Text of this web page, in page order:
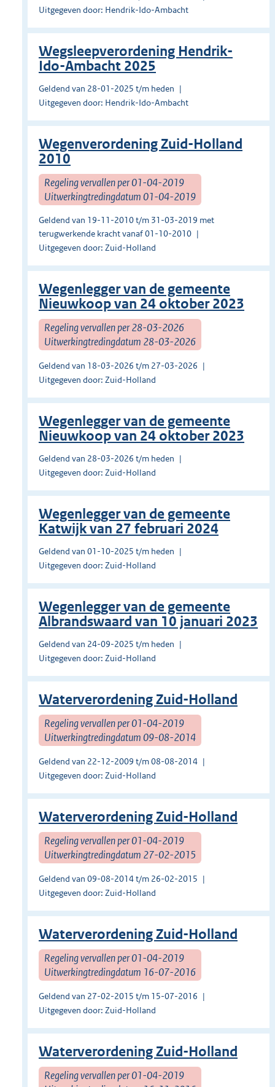
Uitgegeven door: Hendrik-Ido-Ambacht
Wegsleepverordening Hendrik-
Ido-Ambacht 2025
Geldend van 28-01-2025 t/m heden
Uitgegeven door: Hendrik-Ido-Ambacht
Wegenverordening Zuid-Holland
2010
Regeling vervallen per 01-04-2019
Uitwerkingtredingdatum 01-04-2019
Geldend van 19-11-2010 t/m 31-03-2019 met
terugwerkende kracht vanaf 01-10-2010
Uitgegeven door: Zuid-Holland
Wegenlegger van de gemeente
Nieuwkoop van 24 oktober 2023
Regeling vervallen per 28-03-2026
Uitwerkingtredingdatum 28-03-2026
Geldend van 18-03-2026 t/m 27-03-2026
Uitgegeven door: Zuid-Holland
Wegenlegger van de gemeente
Nieuwkoop van 24 oktober 2023
Geldend van 28-03-2026 t/m heden
Uitgegeven door: Zuid-Holland
Wegenlegger van de gemeente
Katwijk van 27 februari 2024
Geldend van 01-10-2025 t/m heden
Uitgegeven door: Zuid-Holland
Wegenlegger van de gemeente
Albrandswaard van 10 januari 2023
Geldend van 24-09-2025 t/m heden
Uitgegeven door: Zuid-Holland
Waterverordening Zuid-Holland
Regeling vervallen per 01-04-2019
Uitwerkingtredingdatum 09-08-2014
Geldend van 22-12-2009 t/m 08-08-2014
Uitgegeven door: Zuid-Holland
Waterverordening Zuid-Holland
Regeling vervallen per 01-04-2019
Uitwerkingtredingdatum 27-02-2015
Geldend van 09-08-2014 t/m 26-02-2015
Uitgegeven door: Zuid-Holland
Waterverordening Zuid-Holland
Regeling vervallen per 01-04-2019
Uitwerkingtredingdatum 16-07-2016
Geldend van 27-02-2015 t/m 15-07-2016
Uitgegeven door: Zuid-Holland
Waterverordening Zuid-Holland
Regeling vervallen per 01-04-2019